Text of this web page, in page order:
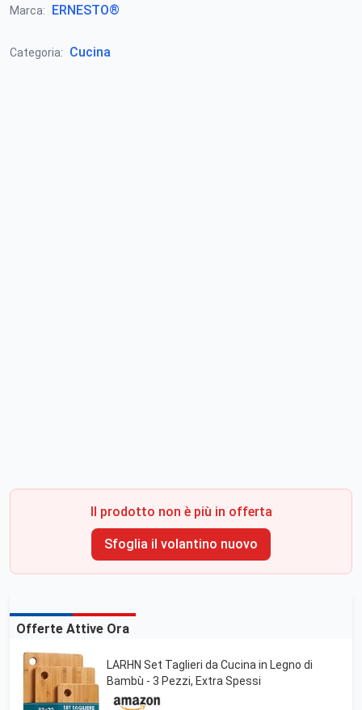
Marca: ERNESTO®
Categoria: Cucina
Il prodotto non è più in offerta
Sfoglia il volantino nuovo
Offerte Attive Ora
LARHN Set Taglieri da Cucina in Legno di
Bambù - 3 Pezzi, Extra Spessi